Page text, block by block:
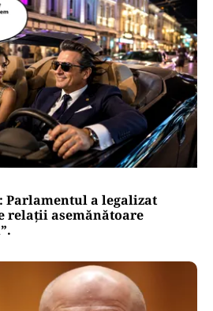
Parlamentul a legalizat
relații asemănătoare